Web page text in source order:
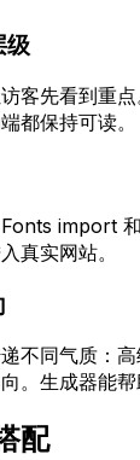
级
客先看到重
都保持可读。
import
真实网站。
不同气质：
。生成器能帮
配